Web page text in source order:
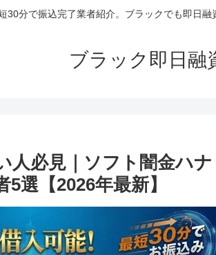
30分で振込完了業者紹介。ブラックでも即日融
ブラック即日融
人必見｜ソフト闇金ハナ
選【2026年最新】